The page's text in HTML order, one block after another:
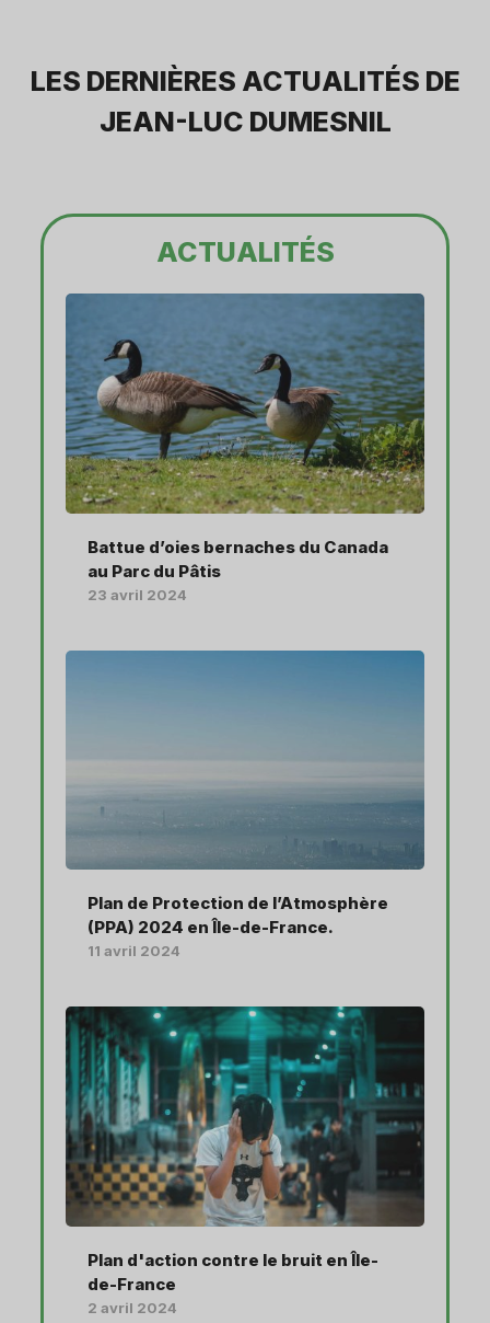
LES DERNIÈRES ACTUALITÉS DE
JEAN-LUC DUMESNIL
ACTUALITÉS
Battue d’oies bernaches du Canada
au Parc du Pâtis
23 avril 2024
Plan de Protection de l’Atmosphère
(PPA) 2024 en Île-de-France.
11 avril 2024
Plan d'action contre le bruit en Île-
de-France
2 avril 2024